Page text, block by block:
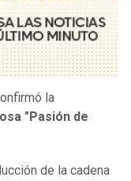
la
"Pasión de
de la cadena